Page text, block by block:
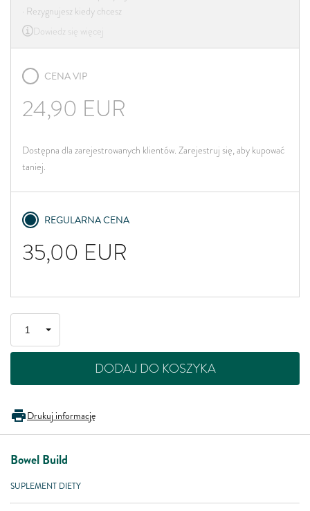
· Rezygnujesz kiedy chcesz
Dowiedz się więcej
CENA VIP
24,90 EUR
Dostępna dla zarejestrowanych klientów. Zarejestruj się, aby kupować
taniej.
REGULARNA CENA
35,00 EUR
DODAJ DO KOSZYKA
Drukuj informację
Bowel Build
SUPLEMENT DIETY